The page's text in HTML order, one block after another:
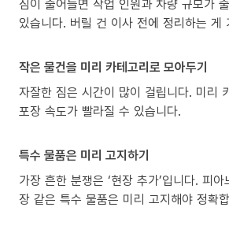
짐이 줄어들면 작업 인원과 차량 규모가
있습니다. 버릴 건 이사 전에 정리하는 게
작은 물건을 미리 카테고리로 모아두기
자잘한 짐은 시간이 많이 걸립니다. 미리
포장 속도가 빨라질 수 있습니다.
특수 물품은 미리 고지하기
가장 흔한 분쟁은 ‘현장 추가’입니다. 피
장 같은 특수 물품은 미리 고지해야 정확